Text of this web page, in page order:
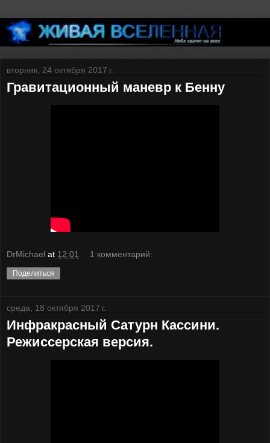
вторник, 24 октября 2017 г.
Гравитационный маневр к Бенну
DrMichael at 12:01 1 комментарий:
Поделиться
среда, 18 октября 2017 г.
Инфракрасный Сатурн Кассини.
Режиссерская версия.